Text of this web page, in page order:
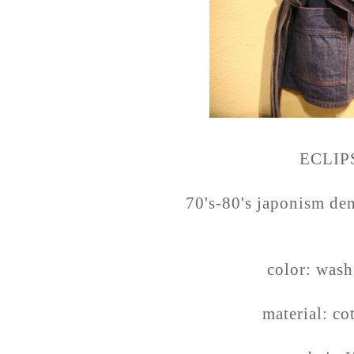
70's-80's japonism
color:
material: